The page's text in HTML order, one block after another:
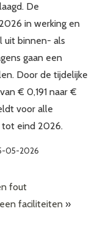
De
in werking en
uit binnen- als
gaan een
Door de tijdelijke
€ 0,191 naar €
voor alle
tot eind 2026.
05-2026
fout
faciliteiten »